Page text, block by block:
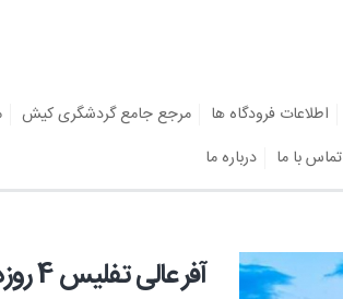
اطلاعات فرودگاه ها مرجع جامع گردشگری کیش
تماس با ما درباره ما